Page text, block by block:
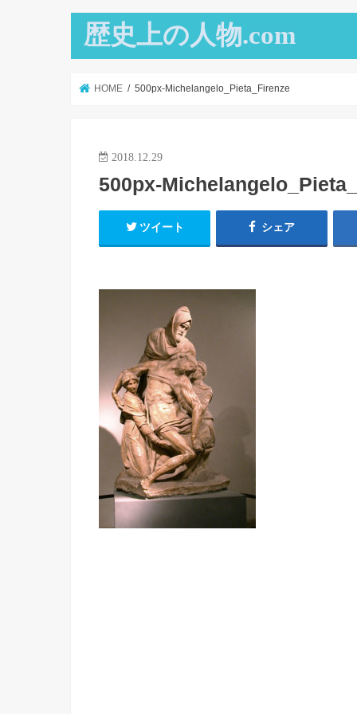
歴史上の人物.com
HOME 500px-Michelangelo_Pieta_Firenze
2018.12.29
500px-
ツイート シェア